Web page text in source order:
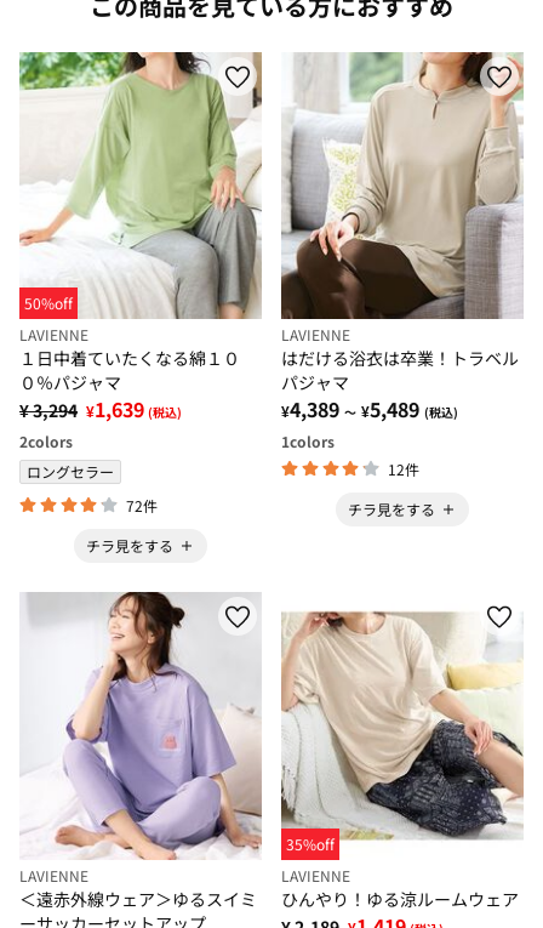
50%off
LAVIENNE
１日中着ていたくなる綿１０
０％パジャマ
¥ 3,294 ¥1,639 (税込)
2colors
ロングセラー
72件
チラ見をする
LAVIENNE
はだける浴衣は卒業！トラベル
パジャマ
¥4,389 ～ ¥5,489 (税込)
1colors
12件
チラ見をする
LAVIENNE
＜遠赤外線ウェア＞ゆるスイミ
ーサッカーセットアップ
35%off
LAVIENNE
ひんやり！ゆる涼ルームウェア